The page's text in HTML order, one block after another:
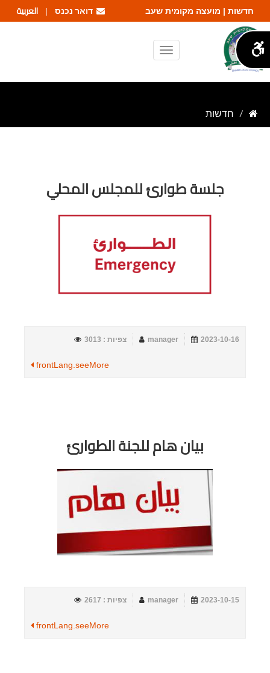
דואר נכנס | العربية חדשות | מועצה מקומית שעב
חדשות
جلسة طوارئ للمجلس المحلي
2023-10-16
manager צפיות : 3013
frontLang.seeMore
بيان هام للجنة الطوارئ
2023-10-15
manager צפיות : 2617
frontLang.seeMore